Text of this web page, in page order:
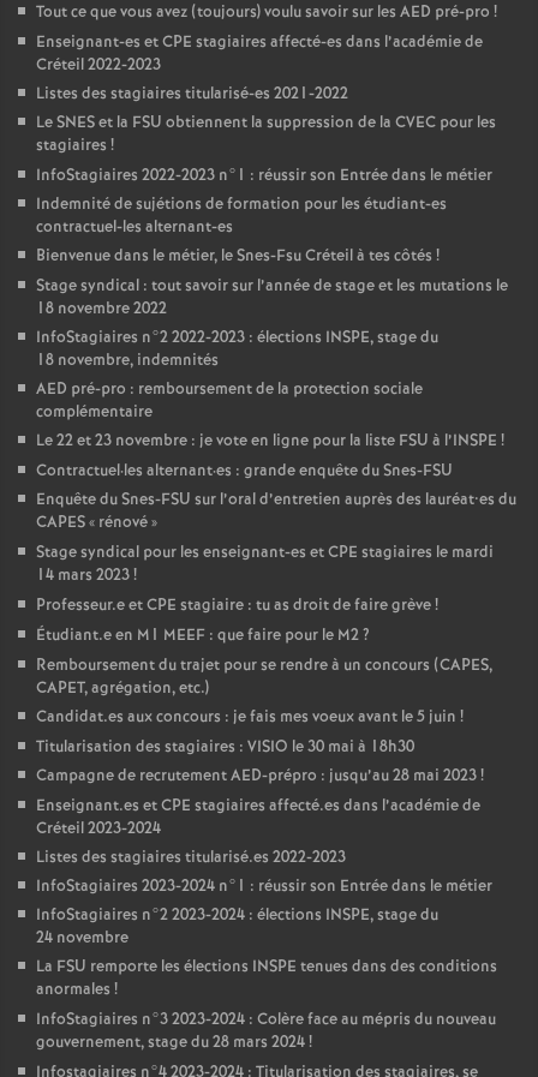
Tout ce que vous avez (toujours) voulu savoir sur les AED pré-pro !
Enseignant-es etCPE stagiaires affecté-es dans l’académie de
Créteil 2022-2023
Listes des stagiaires titularisé-es 2021-2022
LeSNESet la FSU obtiennent la suppression de la CVEC pour les
stagiaires !
InfoStagiaires 2022-2023 n°1 : réussir son Entrée dans le métier
Indemnité de sujétions de formation pour les étudiant-es
contractuel-les alternant-es
Bienvenue dans le métier, le Snes-Fsu Créteil à tes côtés !
Stage syndical : tout savoir sur l’année de stage et les mutations le
18 novembre 2022
InfoStagiaires n°2 2022-2023 : élections INSPE, stage du
18 novembre, indemnités
AED pré-pro : remboursement de la protection sociale
complémentaire
Le 22 et 23 novembre : je vote en ligne pour la liste FSU à l’INSPE !
Contractuel·les alternant·es : grande enquête du Snes-FSU
Enquête du Snes-FSU sur l’oral d’entretien auprès des lauréat•es du
CAPES« rénové»
Stage syndical pour les enseignant-es etCPE stagiaires le mardi
14 mars 2023!
Professeur.e etCPE stagiaire : tu as droit de faire grève!
Étudiant.e en M1 MEEF : que faire pour le M2?
Remboursement du trajet pour se rendre à un concours (CAPES,
CAPET, agrégation, etc.)
Candidat.es aux concours : je fais mes voeux avant le 5 juin !
Titularisation des stagiaires : VISIO le 30 mai à 18h30
Campagne de recrutementAED-prépro : jusqu’au 28 mai 2023!
Enseignant.es etCPE stagiaires affecté.es dans l’académie de
Créteil 2023-2024
Listes des stagiaires titularisé.es 2022-2023
InfoStagiaires 2023-2024 n°1 : réussir son Entrée dans le métier
InfoStagiaires n°2 2023-2024 : élections INSPE, stage du
24 novembre
La FSU remporte les élections INSPE tenues dans des conditions
anormales !
InfoStagiaires n°3 2023-2024 : Colère face au mépris du nouveau
gouvernement, stage du 28 mars 2024!